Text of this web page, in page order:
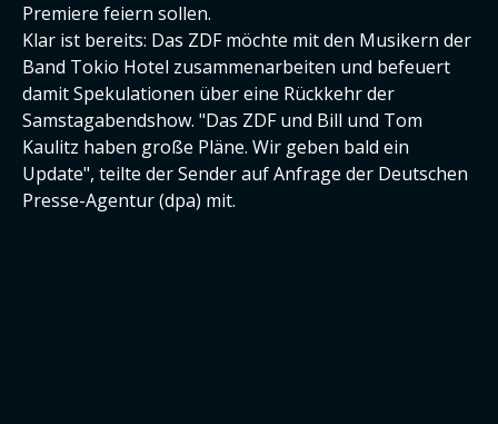
Premiere feiern sollen.
Klar ist bereits: Das ZDF möchte mit den Musikern der
Band Tokio Hotel zusammenarbeiten und befeuert
damit Spekulationen über eine Rückkehr der
Samstagabendshow. "Das ZDF und Bill und Tom
Kaulitz haben große Pläne. Wir geben bald ein
Update", teilte der Sender auf Anfrage der Deutschen
Presse-Agentur (dpa) mit.